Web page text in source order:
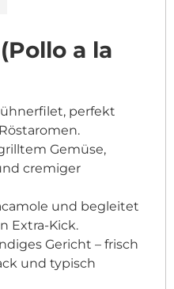
a la
perfekt
Gemüse,
cremiger
und begleitet
Extra-Kick.
Gericht – frisch
und typisch